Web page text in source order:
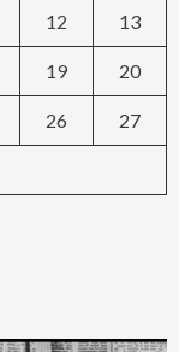
12 13
19 20
26 27